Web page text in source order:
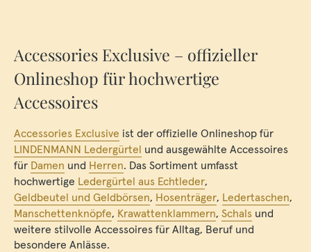
Accessories Exclusive – offizieller
Onlineshop für hochwertige
Accessoires
Accessories Exclusive ist der offizielle Onlineshop für
LINDENMANN Ledergürtel und ausgewählte Accessoires
für Damen und Herren. Das Sortiment umfasst
hochwertige Ledergürtel aus Echtleder,
Geldbeutel und Geldbörsen, Hosenträger, Ledertaschen,
Manschettenknöpfe, Krawattenklammern, Schals und
weitere stilvolle Accessoires für Alltag, Beruf und
besondere Anlässe.